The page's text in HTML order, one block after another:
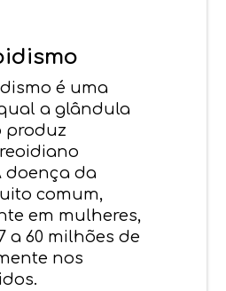
é uma
a glândula
produz
doença da
comum,
em mulheres,
a 60 milhões de
nos